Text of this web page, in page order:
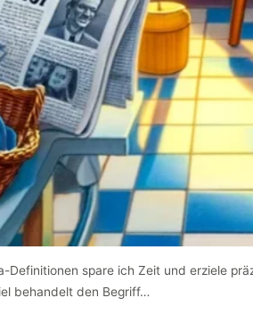
Definitionen spare ich Zeit und erziele
behandelt den Begriff…